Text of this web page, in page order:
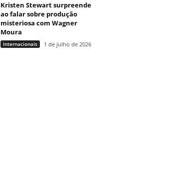
Kristen Stewart surpreende
ao falar sobre produção
misteriosa com Wagner
Moura
Internacionais 1 de julho de 2026